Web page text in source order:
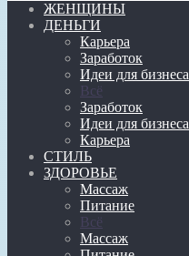
ЖЕНЩИНЫ
ДЕНЬГИ
Карьера
Заработок
Идеи для бизнеса
Всё
Заработок
Идеи для бизнеса
Карьера
СТИЛЬ
ЗДОРОВЬЕ
Массаж
Питание
Всё
Массаж